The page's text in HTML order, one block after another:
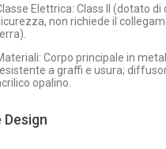
Elettrica: Class II (dotato
non richiede il
Corpo principale in
a graffi e usura;
opalino.